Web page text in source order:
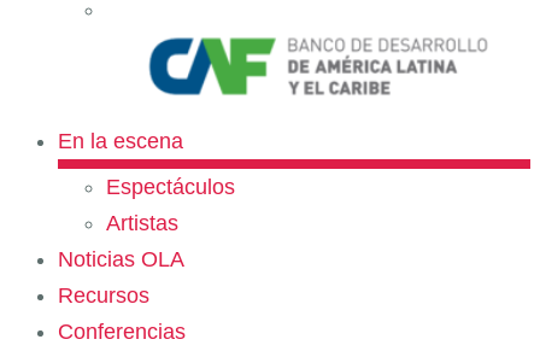
En la escena
Espectáculos
Artistas
Noticias OLA
Recursos
Conferencias